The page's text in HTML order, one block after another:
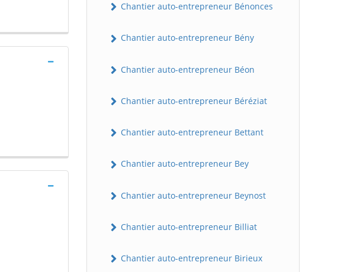
Chantier auto-entrepreneur Bénonces
Chantier auto-entrepreneur Bény
Chantier auto-entrepreneur Béon
Chantier auto-entrepreneur Béréziat
Chantier auto-entrepreneur Bettant
Chantier auto-entrepreneur Bey
Chantier auto-entrepreneur Beynost
Chantier auto-entrepreneur Billiat
Chantier auto-entrepreneur Birieux